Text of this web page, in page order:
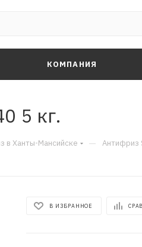
КОМПАНИЯ
5 кг.
в Ханты-Мансийске — Антифриз
В ИЗБРАННОЕ